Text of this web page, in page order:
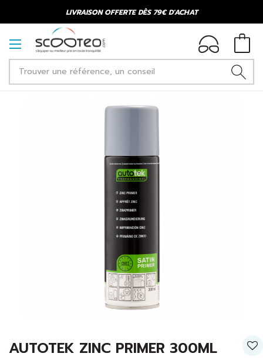
LIVRAISON OFFERTE DÈS 79€ D'ACHAT
AUTOTEK ZINC PRIMER 300ML